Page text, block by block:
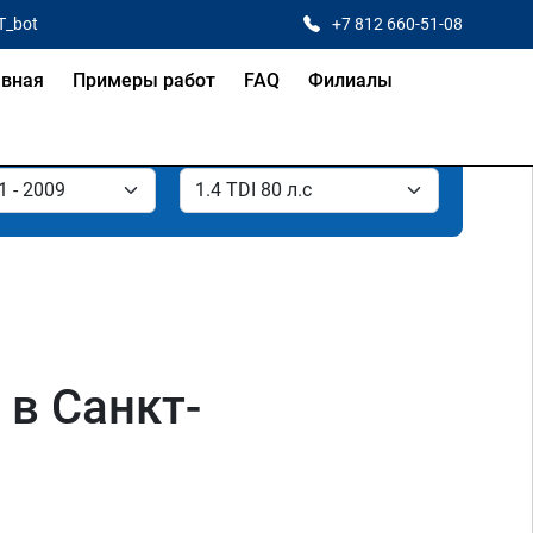
+7 812 660-51-08
Примеры работ FAQ Филиалы
Санкт-